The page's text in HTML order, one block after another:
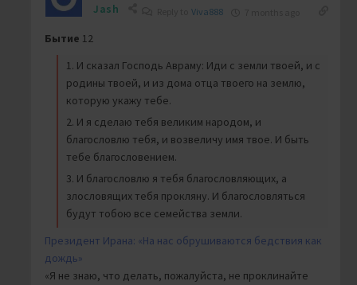
Jash Viva888
Бытие 12
1. И сказал Господь Авраму: Иди с земли твоей, и с
родины твоей, и из дома отца твоего на землю,
которую укажу тебе.
2. И я сделаю тебя великим народом, и
благословлю тебя, и возвеличу имя твое. И быть
тебе благословением.
3. И благословлю я тебя благословляющих, а
злословящих тебя прокляну. И благословляться
будут тобою все семейства земли.
Президент Ирана: «На нас обрушиваются бедствия как
дождь»
«Я не знаю, что делать, пожалуйста, не проклинайте